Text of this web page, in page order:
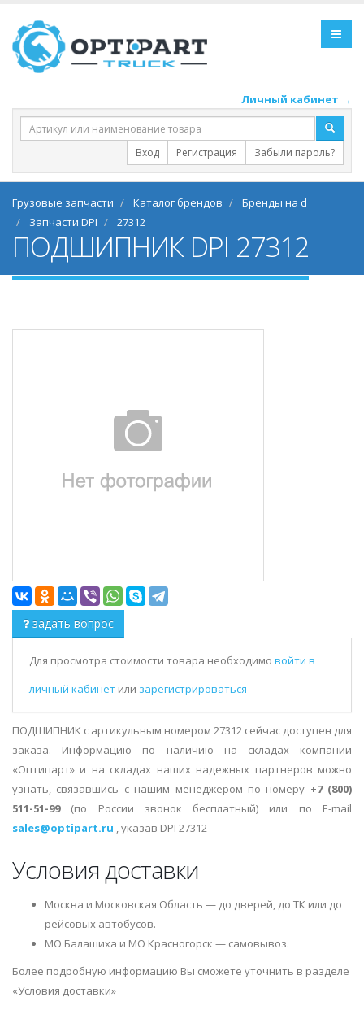
Личный кабинет →
Вход Регистрация Забыли пароль?
Грузовые запчасти Каталог брендов
Бренды на d
Запчасти DPI
27312
ПОДШИПНИК DPI 27312
задать вопрос
Для просмотра стоимости товара необходимо войти в
личный кабинет или зарегистрироваться
ПОДШИПНИК с артикульным номером 27312 сейчас доступен для
заказа. Информацию по наличию на складах компании
«Оптипарт» и на складах наших надежных партнеров можно
узнать, связавшись с нашим менеджером по номеру +7 (800)
511-51-99(по России звонок бесплатный) или по E-mail
sales@optipart.ru , указав DPI 27312
Условия доставки
Москва и Московская Область — до дверей, до ТК или до
рейсовых автобусов.
МО Балашиха и МО Красногорск — самовывоз.
Более подробную информацию Вы сможете уточнить в разделе
«Условия доставки»